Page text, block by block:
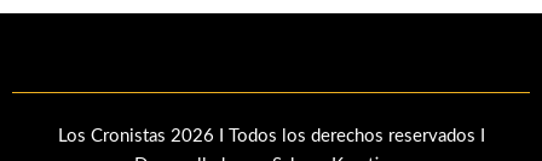
Los Cronistas 2026 I Todos los derechos reservados I